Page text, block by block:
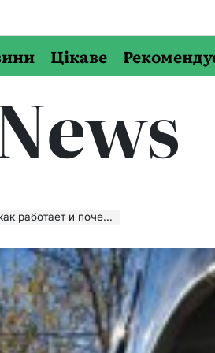
Цікаве
и почему ломается